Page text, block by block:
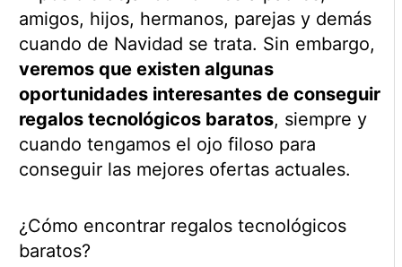
amigos, hijos, hermanos, parejas y demás
cuando de Navidad se trata. Sin embargo,
veremos que existen algunas
oportunidades interesantes de conseguir
regalos tecnológicos baratos, siempre y
cuando tengamos el ojo filoso para
conseguir las mejores ofertas actuales.
¿Cómo encontrar regalos tecnológicos
baratos?